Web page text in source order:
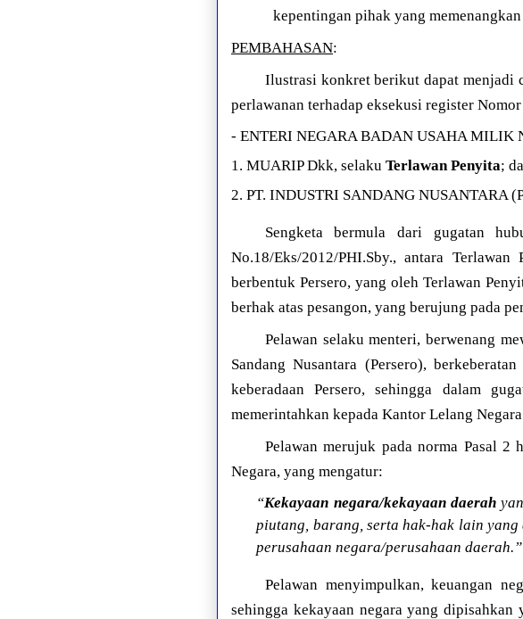
kepentingan pihak yang
PEMBAHASAN:
Ilustrasi konkret berikut dapat menjadi
perlawanan terhadap eksekusi register
- ENTERI NEGARA BADAN USAHA MILIK
1. MUARIP Dkk, selaku Terlawan Penyita;
2. PT. INDUSTRI SANDANG NUSANTARA
Sengketa bermula dari gugatan
No.18/Eks/2012/PHI.Sby., antara
berbentuk Persero, yang oleh Terlawan
berhak atas pesangon, yang berujung pada
Pelawan selaku menteri, berwenang
Sandang Nusantara (Persero),
keberadaan Persero, sehingga dalam
memerintahkan kepada Kantor Lelang
Pelawan merujuk pada norma Pasal 2
Negara, yang mengatur:
“Kekayaan negara/kekayaan daerah
piutang, barang, serta hak-hak lain
perusahaan negara/perusahaan daerah.”
Pelawan menyimpulkan, keuangan
sehingga kekayaan negara yang